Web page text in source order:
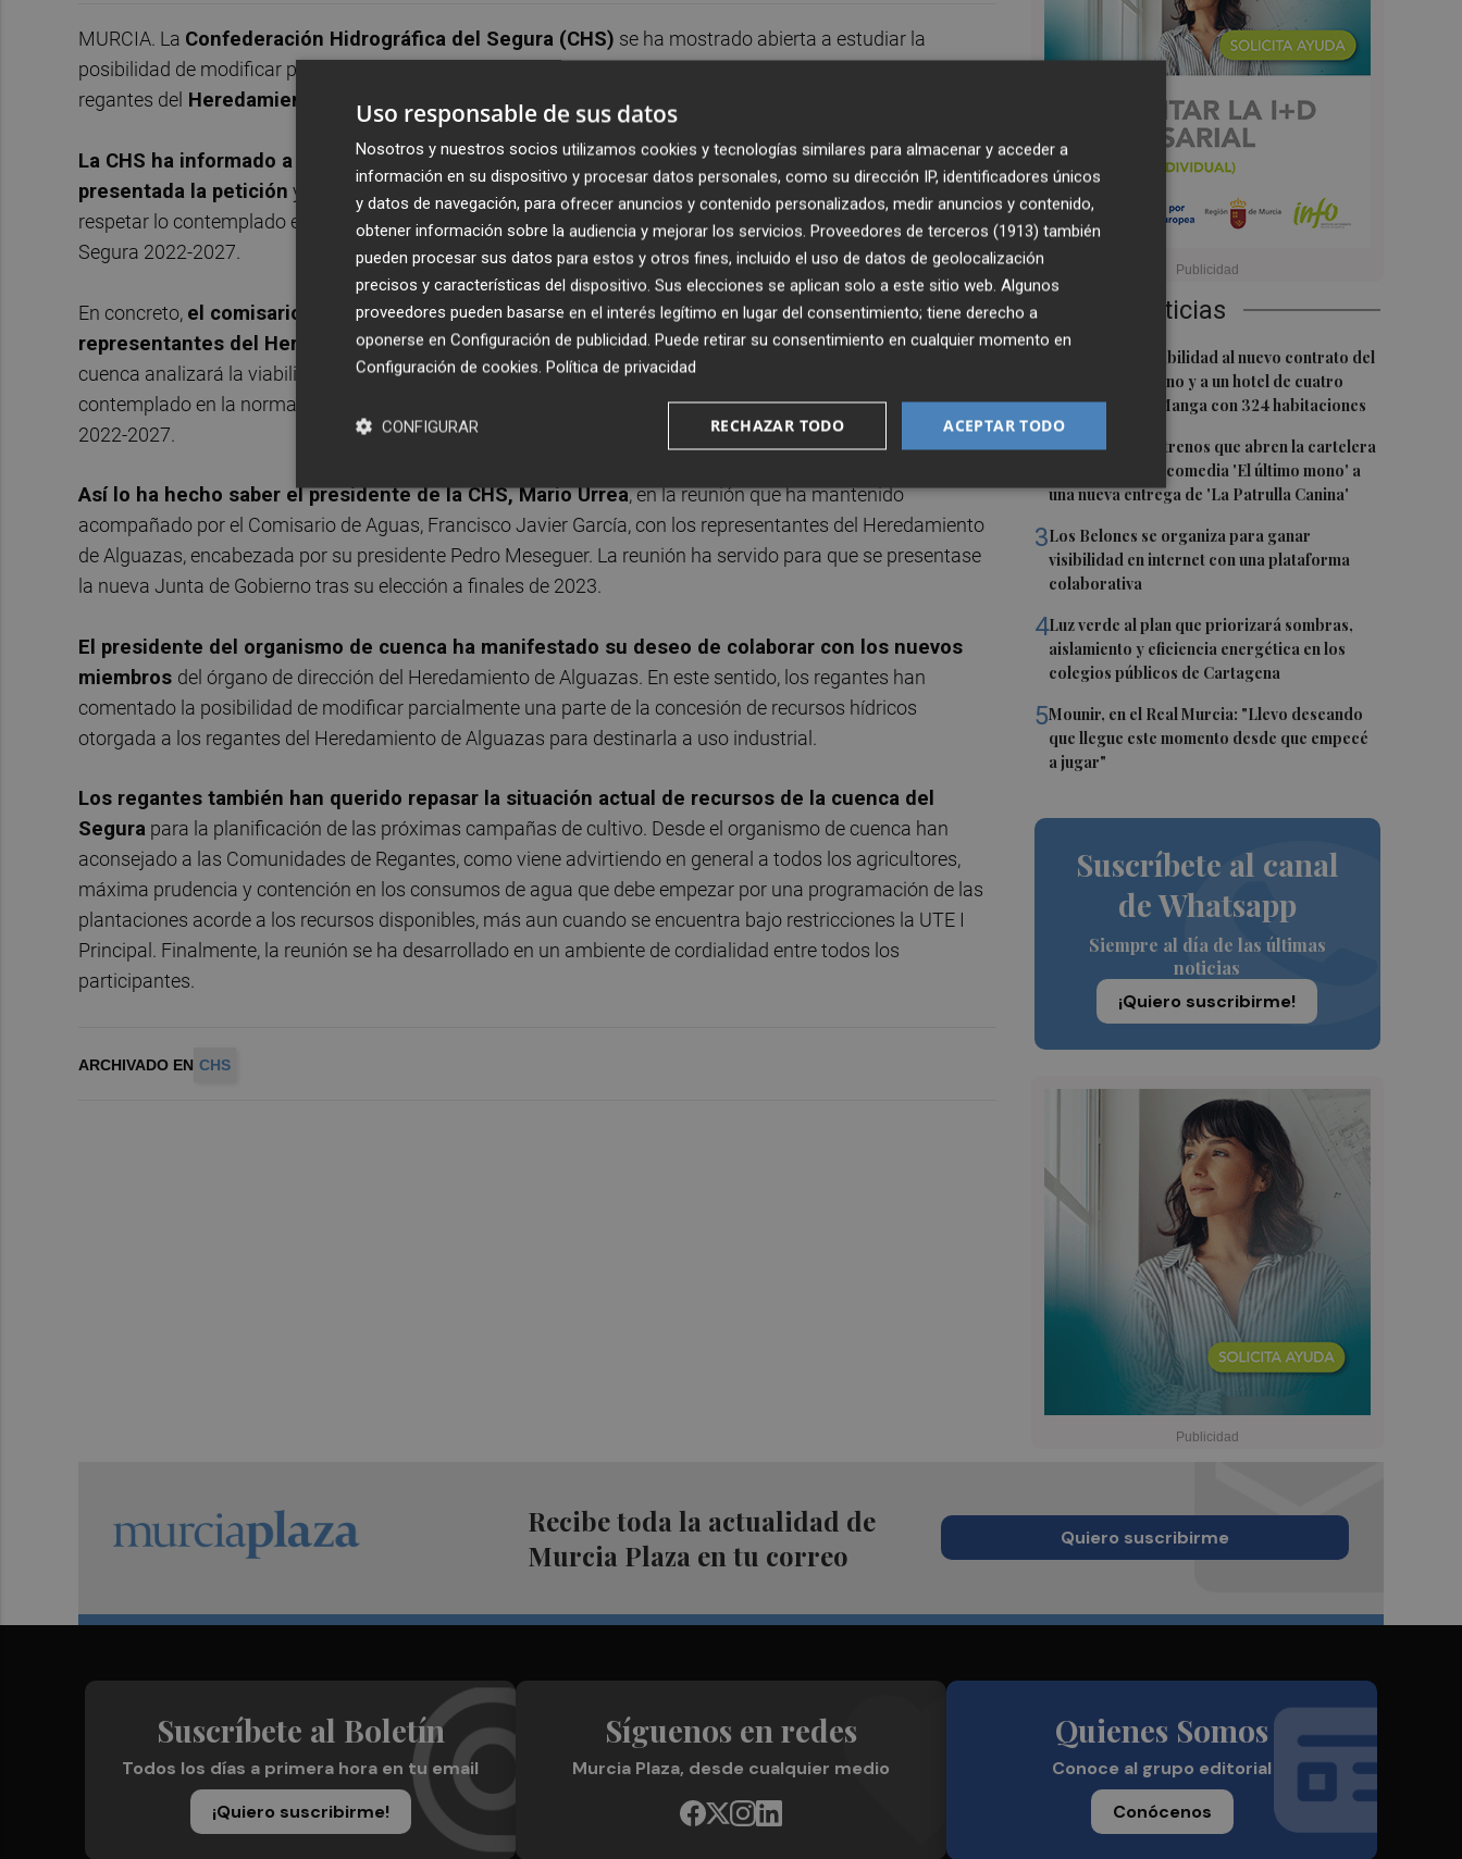
Últimas Noticias
San Javier da viabilidad al nuevo contrato del
transporte urbano y a un hotel de cuatro
estrellas en La Manga con 324 habitaciones
2Estos son los estrenos que abren la cartelera
en agosto: de la comedia 'El último mono' a
una nueva entrega de 'La Patrulla Canina'
3Los Belones se organiza para ganar
visibilidad en internet con una plataforma
colaborativa
4Luz verde al plan que priorizará sombras,
aislamiento y eficiencia energética en los
colegios públicos de Cartagena
5Mounir, en el Real Murcia: "Llevo deseando
que llegue este momento desde que empecé
a jugar"
Suscríbete al canal
de Whatsapp
Siempre al día de las últimas
noticias
¡Quiero suscribirme!
MURCIA. La Confederación Hidrográfica del Segura (CHS) se ha mostrado abierta a estudiar la
posibilidad de modificar parcialmente una parte de la concesión de recursos hídricos otorgada a los
regantes del Heredamiento de Alguazas para destinarla a uso industrial
La CHS ha informado a los representantes del Heredamiento que se estudiará una vez
presentada la petición y analizará la viabilidad administrativa de la misma que, cualquier caso, deberá
respetar lo contemplado en la normativa sobre Dominio Público Hidráulico (DPH) y el Plan Hidrológico del
Segura 2022-2027.
En concreto, el comisario de aguas la CHS, Francisco Javier García, ha informado a los
representantes del Heredamientoque se estudiará una vez presentada la petición. El organismo de
cuenca analizará la viabilidad administrativa de la misma y que, en cualquier caso, deberá respetar lo
contemplado en la normativa sobre Dominio Público Hidráulico (DPH) y el PLan Hidrológico del Segura
2022-2027.
Así lo ha hecho saber el presidente de la CHS, Mario Urrea, en la reunión que ha mantenido
acompañado por el Comisario de Aguas, Francisco Javier García, con los representantes del Heredamiento
de Alguazas, encabezada por su presidente Pedro Meseguer. La reunión ha servido para que se presentase
la nueva Junta de Gobierno tras su elección a finales de 2023.
El presidente del organismo de cuenca ha manifestado su deseo de colaborar con los nuevos
miembros del órgano de dirección del Heredamiento de Alguazas. En este sentido, los regantes han
comentado la posibilidad de modificar parcialmente una parte de la concesión de recursos hídricos
otorgada a los regantes del Heredamiento de Alguazas para destinarla a uso industrial.
Los regantes también han querido repasar la situación actual de recursos de la cuenca del
Segura para la planificación de las próximas campañas de cultivo. Desde el organismo de cuenca han
aconsejado a las Comunidades de Regantes, como viene advirtiendo en general a todos los agricultores,
máxima prudencia y contención en los consumos de agua que debe empezar por una programación de las
plantaciones acorde a los recursos disponibles, más aun cuando se encuentra bajo restricciones la UTE I
Principal. Finalmente, la reunión se ha desarrollado en un ambiente de cordialidad entre todos los
participantes.
ARCHIVADO EN CHS
Recibe toda la actualidad de
Murcia Plaza en tu correo
Quiero suscribirme
Suscríbete al Boletín
Todos los días a primera hora en tu email
¡Quiero suscribirme!
Síguenos en redes
Murcia Plaza, desde cualquier medio
Quienes Somos
Conoce al grupo editorial
Conócenos
Uso responsable de sus datos
Nosotros y nuestros socios utilizamos cookies y tecnologías similares para almacenar y acceder a
información en su dispositivo y procesar datos personales, como su dirección IP, identificadores únicos
y datos de navegación, para ofrecer anuncios y contenido personalizados, medir anuncios y contenido,
obtener información sobre la audiencia y mejorar los servicios. Proveedores de terceros (1913) también
pueden procesar sus datos para estos y otros fines, incluido el uso de datos de geolocalización
precisos y características del dispositivo. Sus elecciones se aplican solo a este sitio web. Algunos
proveedores pueden basarse en el interés legítimo en lugar del consentimiento; tiene derecho a
oponerse en Configuración de publicidad. Puede retirar su consentimiento en cualquier momento en
Configuración de cookies. Política de privacidad
ACEPTAR TODO
RECHAZAR TODO
CONFIGURAR